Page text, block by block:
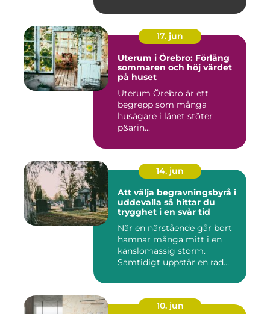
17. jun
Uterum i Örebro: Förläng
sommaren och höj värdet
på huset
Uterum Örebro är ett
begrepp som många
husägare i länet stöter
p&arin...
14. jun
Att välja begravningsbyrå i
uddevalla så hittar du
trygghet i en svår tid
När en närstående går bort
hamnar många mitt i en
känslomässig storm.
Samtidigt uppstår en rad
10. jun